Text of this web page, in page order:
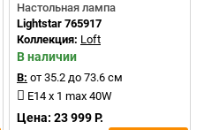
Настольная лампа
Lightstar 765917
Коллекция: Loft
В наличии
В: от 35.2 до 73.6 см
E14 x 1 max 40W
Цена: 23 999 Р.